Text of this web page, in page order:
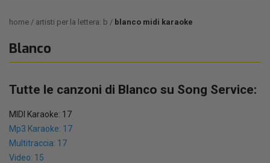
home artisti per la lettera: b blanco midi karaoke
Blanco
Tutte le canzoni di Blanco su Song Service:
MIDI Karaoke: 17
Mp3 Karaoke: 17
Multitraccia: 17
Video: 15